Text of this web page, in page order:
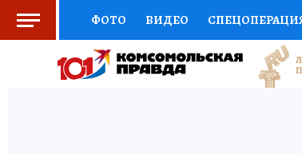
ФОТО ВИДЕО
СОЦПОДДЕРЖКА НАУКА